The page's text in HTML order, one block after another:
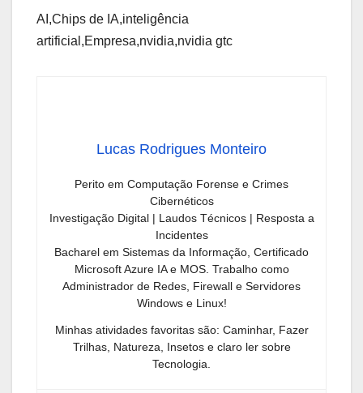
AI,Chips de IA,inteligência
artificial,Empresa,nvidia,nvidia gtc
Lucas Rodrigues Monteiro
Perito em Computação Forense e Crimes
Cibernéticos
Investigação Digital | Laudos Técnicos | Resposta a
Incidentes
Bacharel em Sistemas da Informação, Certificado
Microsoft Azure IA e MOS. Trabalho como
Administrador de Redes, Firewall e Servidores
Windows e Linux!
Minhas atividades favoritas são: Caminhar, Fazer
Trilhas, Natureza, Insetos e claro ler sobre
Tecnologia.